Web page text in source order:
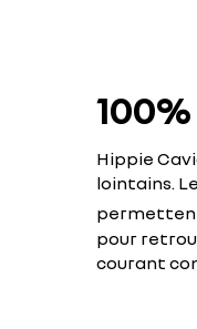
Hippie
lointains.
pour
courant